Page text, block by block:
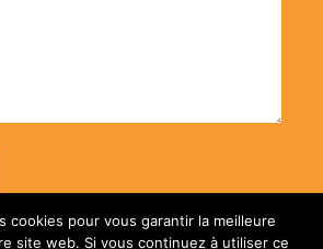
cookies pour vous garantir la meilleure
site web. Si vous continuez à utiliser ce